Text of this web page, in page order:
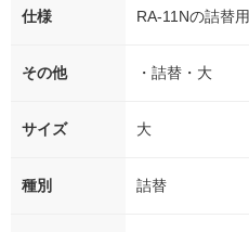
仕様 RA-11Nの詰替用
その他 ・詰替・大
サイズ 大
種別 詰替